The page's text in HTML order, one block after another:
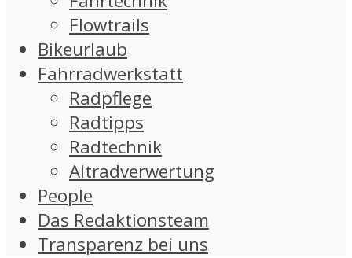
Flowtrails
Bikeurlaub
Fahrradwerkstatt
Radpflege
Radtipps
Radtechnik
Altradverwertung
People
Das Redaktionsteam
Transparenz bei uns